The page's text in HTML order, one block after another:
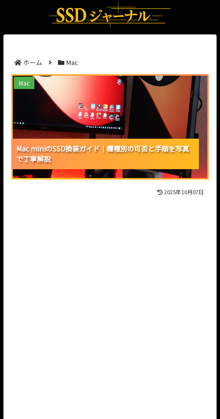
ホーム Mac
Mac miniのSSD換装ガイド｜機種別の可否と手順を写
真で丁寧解説
Mac miniのSSD換装ガイド｜機種別の可否と手順を写真
で丁寧解説
Mac miniのSSD換装ガイド｜機種別の可否と手順を写真
で丁寧解説
Mac miniのSSD換装ガイド｜機種別の可否と手順を写真
で丁寧解説
Mac
2025年10月07日